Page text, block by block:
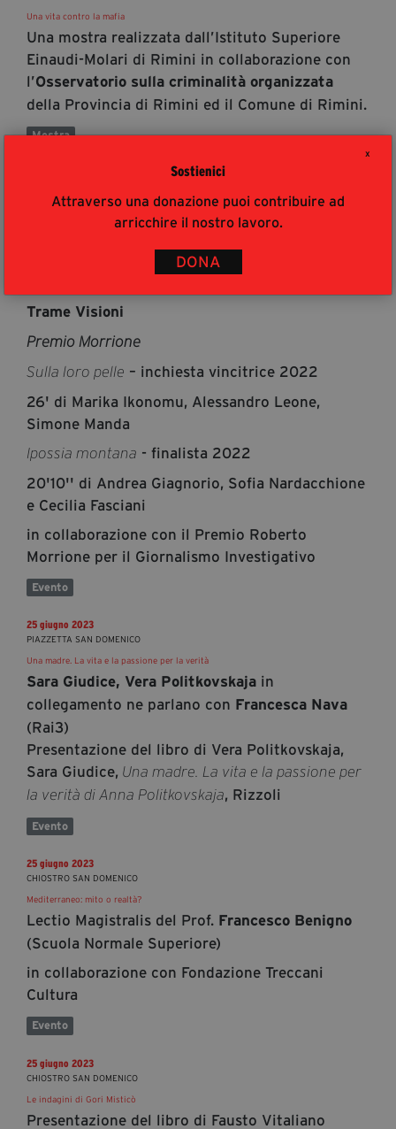
X
Sostienici
Attraverso una donazione puoi contribuire ad
arricchire il nostro lavoro.
DONA
Una vita contro la mafia
Una mostra realizzata dall’Istituto Superiore
Einaudi-Molari di Rimini in collaborazione con
l’Osservatorio sulla criminalità organizzata
della Provincia di Rimini ed il Comune di Rimini.
Mostra
Premio Morrione
Stefano Lamorgese, Marika Ikonomu
Trame Visioni
Premio Morrione
Sulla loro pelle – inchiesta vincitrice 2022
26' di Marika Ikonomu, Alessandro Leone,
Simone Manda
Ipossia montana - finalista 2022
20'10'' di Andrea Giagnorio, Sofia Nardacchione
e Cecilia Fasciani
in collaborazione con il Premio Roberto
Morrione per il Giornalismo Investigativo
Evento
25 giugno 2023
PIAZZETTA SAN DOMENICO
Una madre. La vita e la passione per la verità
Sara Giudice, Vera Politkovskaja in
collegamento ne parlano con Francesca Nava
(Rai3)
Presentazione del libro di Vera Politkovskaja,
Sara Giudice, Una madre. La vita e la passione per
la verità di Anna Politkovskaja, Rizzoli
Evento
25 giugno 2023
CHIOSTRO SAN DOMENICO
Mediterraneo: mito o realtà?
Lectio Magistralis del Prof. Francesco Benigno
(Scuola Normale Superiore)
in collaborazione con Fondazione Treccani
Cultura
Evento
25 giugno 2023
CHIOSTRO SAN DOMENICO
Le indagini di Gori Misticò
Presentazione del libro di Fausto Vitaliano